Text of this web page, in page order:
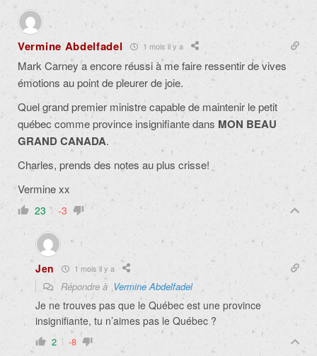
Vermine Abdelfadel 1 mois il y a
Mark Carney a encore réussi à me faire ressentir de vives
émotions au point de pleurer de joie.
Quel grand premier ministre capable de maintenir le petit
québec comme province insignifiante dans MON BEAU
GRAND CANADA.
Charles, prends des notes au plus crisse!
Vermine xx
23 -3
Jen 1 mois il y a
Répondre à Vermine Abdelfadel
Je ne trouves pas que le Québec est une province
insignifiante, tu n’aimes pas le Québec ?
2 -8